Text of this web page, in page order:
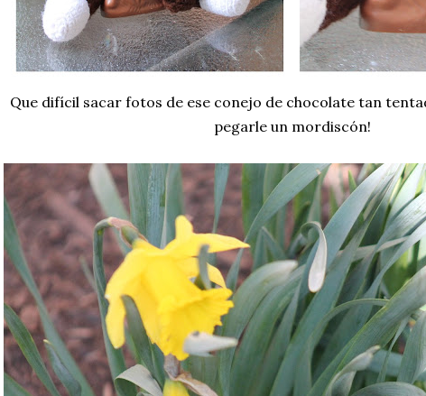
Que difícil sacar fotos de ese conejo de chocolate tan
pegarle un mordiscón!